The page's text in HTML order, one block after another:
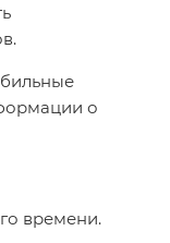
о
времени.